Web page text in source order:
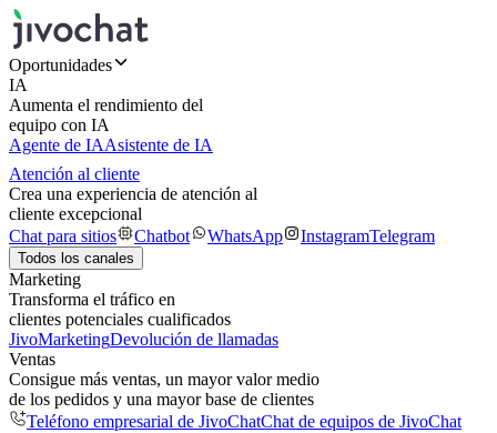
Oportunidades
IA
Aumenta el rendimiento del
equipo con IA
Agente de IAAsistente de IA
Atención al cliente
Crea una experiencia de atención al
cliente excepcional
Chat para sitios
Chatbot WhatsApp InstagramTelegram
Todos los canales
Marketing
Transforma el tráfico en
clientes potenciales cualificados
JivoMarketingDevolución de llamadas
Ventas
Consigue más ventas, un mayor valor medio
de los pedidos y una mayor base de clientes
Teléfono empresarial de JivoChatChat de equipos de JivoChat